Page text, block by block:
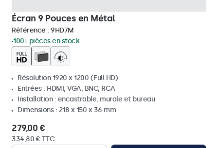
Écran 9 Pouces en Métal
Référence : 9HD7M
100+ pièces en stock
Résolution 1920 x 1200 (Full HD)
Entrées : HDMI, VGA, BNC, RCA
Installation : encastrable, murale et bureau
Dimensions : 218 x 150 x 36 mm
279,00 €
334,80 € TTC